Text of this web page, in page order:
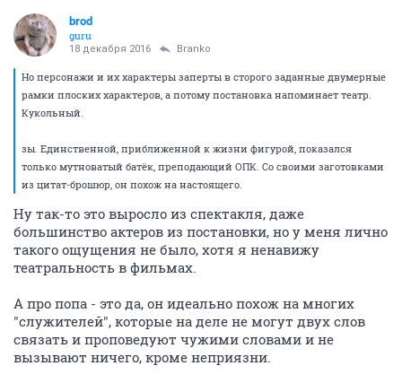
brod
guru
18 декабря 2016 Branko
Но персонажи и их характеры заперты в сторого заданные двумерные
рамки плоских характеров, а потому постановка напоминает театр.
Кукольный.
зы. Единственной, приближенной к жизни фигурой, показался
только мутноватый батёк, преподающий ОПК. Со своими заготовками
из цитат-брошюр, он похож на настоящего.
Ну так-то это выросло из спектакля, даже
большинство актеров из постановки, но у меня лично
такого ощущения не было, хотя я ненавижу
театральность в фильмах.
А про попа - это да, он идеально похож на многих
"служителей", которые на деле не могут двух слов
связать и проповедуют чужими словами и не
вызывают ничего, кроме неприязни.